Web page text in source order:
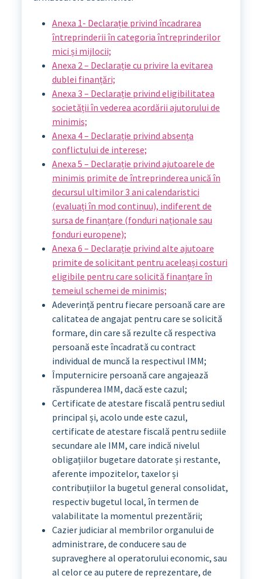
Anexa 1- Declarație privind încadrarea
întreprinderii în categoria întreprinderilor
mici și mijlocii;
Anexa 2 – Declarație cu privire la evitarea
dublei finanțări;
Anexa 3 – Declarație privind eligibilitatea
societății în vederea acordării ajutorului de
minimis;
Anexa 4 – Declarație privind absența
conflictului de interese;
Anexa 5 – Declarație privind ajutoarele de
minimis primite de întreprinderea unică în
decursul ultimilor 3 ani calendaristici
(evaluați în mod continuu), indiferent de
sursa de finanțare (fonduri naționale sau
fonduri europene);
Anexa 6 – Declarație privind alte ajutoare
primite de solicitant pentru aceleași costuri
eligibile pentru care solicită finanțare în
temeiul schemei de minimis;
Adeverință pentru fiecare persoană care are
calitatea de angajat pentru care se solicită
formare, din care să rezulte că respectiva
persoană este încadrată cu contract
individual de muncă la respectivul IMM;
Împuternicire persoană care angajează
răspunderea IMM, dacă este cazul;
Certificate de atestare fiscală pentru sediul
principal și, acolo unde este cazul,
certificate de atestare fiscală pentru sediile
secundare ale IMM, care indică nivelul
obligațiilor bugetare datorate și restante,
aferente impozitelor, taxelor și
contribuțiilor la bugetul general consolidat,
respectiv bugetul local, în termen de
valabilitate la momentul prezentării;
Cazier judiciar al membrilor organului de
administrare, de conducere sau de
supraveghere al operatorului economic, sau
al celor ce au putere de reprezentare, de